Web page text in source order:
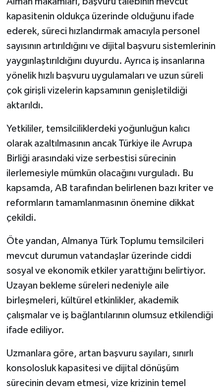
kapasitenin oldukça üzerinde olduğunu ifade
ederek, süreci hızlandırmak amacıyla personel
sayısının artırıldığını ve dijital başvuru sistemlerinin
yaygınlaştırıldığını duyurdu. Ayrıca iş insanlarına
yönelik hızlı başvuru uygulamaları ve uzun süreli
çok girişli vizelerin kapsamının genişletildiği
aktarıldı.
Yetkililer, temsilciliklerdeki yoğunluğun kalıcı
olarak azaltılmasının ancak Türkiye ile Avrupa
Birliği arasındaki vize serbestisi sürecinin
ilerlemesiyle mümkün olacağını vurguladı. Bu
kapsamda, AB tarafından belirlenen bazı kriter ve
reformların tamamlanmasının önemine dikkat
çekildi.
Öte yandan, Almanya Türk Toplumu temsilcileri
mevcut durumun vatandaşlar üzerinde ciddi
sosyal ve ekonomik etkiler yarattığını belirtiyor.
Uzayan bekleme süreleri nedeniyle aile
birleşmeleri, kültürel etkinlikler, akademik
çalışmalar ve iş bağlantılarının olumsuz etkilendiği
ifade ediliyor.
Uzmanlara göre, artan başvuru sayıları, sınırlı
konsolosluk kapasitesi ve dijital dönüşüm
sürecinin devam etmesi, vize krizinin temel